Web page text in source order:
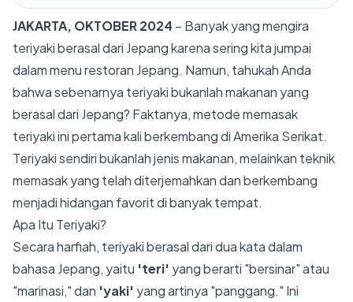
JAKARTA, OKTOBER 2024 – Banyak yang mengira
teriyaki berasal dari Jepang karena sering kita jumpai
dalam menu restoran Jepang. Namun, tahukah Anda
bahwa sebenarnya teriyaki bukanlah makanan yang
berasal dari Jepang? Faktanya, metode memasak
teriyaki ini pertama kali berkembang di Amerika Serikat.
Teriyaki sendiri bukanlah jenis makanan, melainkan teknik
memasak yang telah diterjemahkan dan berkembang
menjadi hidangan favorit di banyak tempat.
Apa Itu Teriyaki?
Secara harfiah, teriyaki berasal dari dua kata dalam
bahasa Jepang, yaitu 'teri' yang berarti "bersinar" atau
"marinasi," dan 'yaki' yang artinya "panggang." Ini